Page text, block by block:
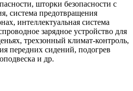
шторки безопасности с
система предотвращения
интеллектуальная система
зарядное устройство для
трехзонный климат-контроль,
передних сидений, подогрев
и др.